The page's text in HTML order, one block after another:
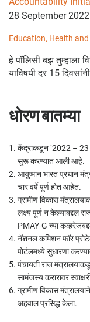
28 September 2022
Education, Health
हे पॉलिसी बझ तुम्हाला
याविषयी दर 15
धोरण बातम्या
केंद्राकडून ‘2022 – 23
सुरू करण्यात आली आहे.
आयुष्मान भारत प्रधान
चार वर्षे पूर्ण होत आहेत.
ग्रामीण विकास
लक्ष्य पूर्ण न केल्याबद्दल
PMAY-G च्या
नॅशनल कमिशन फॉर
पोर्टलमध्ये सुधारणा
पंचायती राज
सामंजस्य करारावर
ग्रामीण विकास
अहवाल प्रसिद्ध केला.